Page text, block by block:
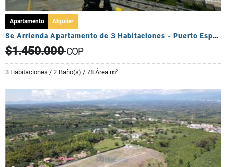
Apartamento Alquiler
Se Arrienda Apartamento de 3 Habitaciones - Puerto Espejo
$1.450.000COP
3 Habitaciones / 2 Baño(s) / 78 Área m2